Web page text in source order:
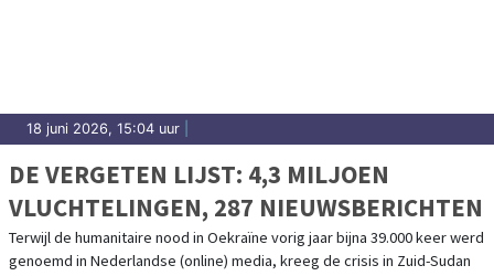
18 juni 2026, 15:04 uur
DE VERGETEN LIJST: 4,3 MILJOEN
VLUCHTELINGEN, 287 NIEUWSBERICHTEN
Terwijl de humanitaire nood in Oekraïne vorig jaar bijna 39.000 keer werd
genoemd in Nederlandse (online) media, kreeg de crisis in Zuid-Sudan